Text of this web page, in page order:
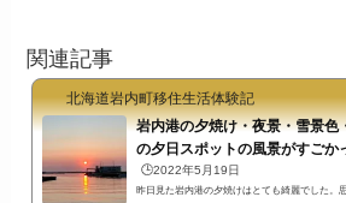
関連記事
北海道岩内町移住生活体験記
岩内港の夕焼け・夜景・雪景色
の夕日スポットの風景がすごか
🕒️2022年5月19日
昨日見た岩内港の夕焼けはとても綺麗でした。